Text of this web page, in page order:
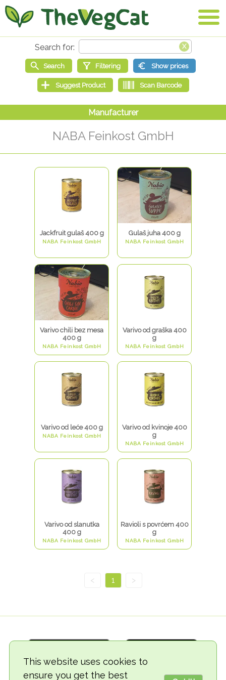
This website uses cookies to
ensure you get the best
NABA Feinkost GmbH
Jackfruit gulaš 400 g
NABA Feinkost GmbH
Gulaš juha 400 g
NABA Feinkost GmbH
Varivo chili bez mesa
400 g
NABA Feinkost GmbH
Varivo od graška 400
g
NABA Feinkost GmbH
Varivo od leće 400 g
NABA Feinkost GmbH
Varivo od kvinoje 400
g
NABA Feinkost GmbH
Varivo od slanutka
400 g
NABA Feinkost GmbH
Ravioli s povrćem 400
g
NABA Feinkost GmbH
< 1 >